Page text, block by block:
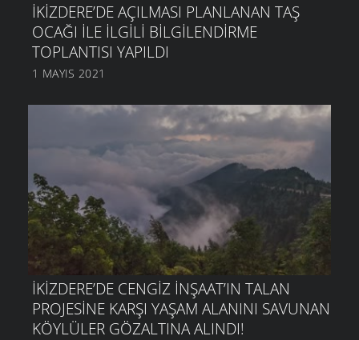
İKIZDERE’DE AÇILMASI PLANLANAN TAŞ
OCAĞI ILE ILGILI BILGILENDIRME
TOPLANTISI YAPILDI
1 MAYIS 2021
İKIZDERE’DE CENGIZ İNŞAAT’IN TALAN
PROJESINE KARŞI YAŞAM ALANINI SAVUNAN
KÖYLÜLER GÖZALTINA ALINDI!